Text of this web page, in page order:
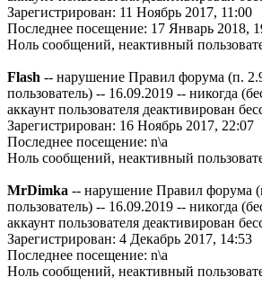
Зарегистрирован: 11 Ноябрь 2017, 11:00
Последнее посещение: 17 Январь 2018,
Ноль сообщений, неактивный
Flash -- нарушение Правил форума (п.
пользователь) -- 16.09.2019 -- никогда
аккаунт пользователя деактивирован
Зарегистрирован: 16 Ноябрь 2017, 22:07
Последнее посещение: n\a
Ноль сообщений, неактивный
MrDimka -- нарушение Правил форума
пользователь) -- 16.09.2019 -- никогда
аккаунт пользователя деактивирован
Зарегистрирован: 4 Декабрь 2017, 14:53
Последнее посещение: n\a
Ноль сообщений, неактивный